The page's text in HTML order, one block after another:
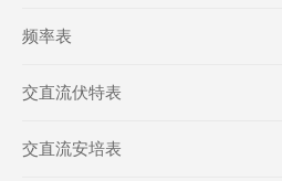
频率表
交直流伏特表
交直流安培表